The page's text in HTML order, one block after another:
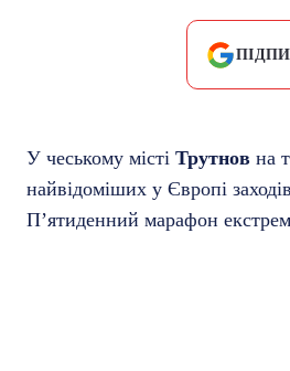
У чеському місті Трутнов на
найвідоміших у Європі
П’ятиденний марафон